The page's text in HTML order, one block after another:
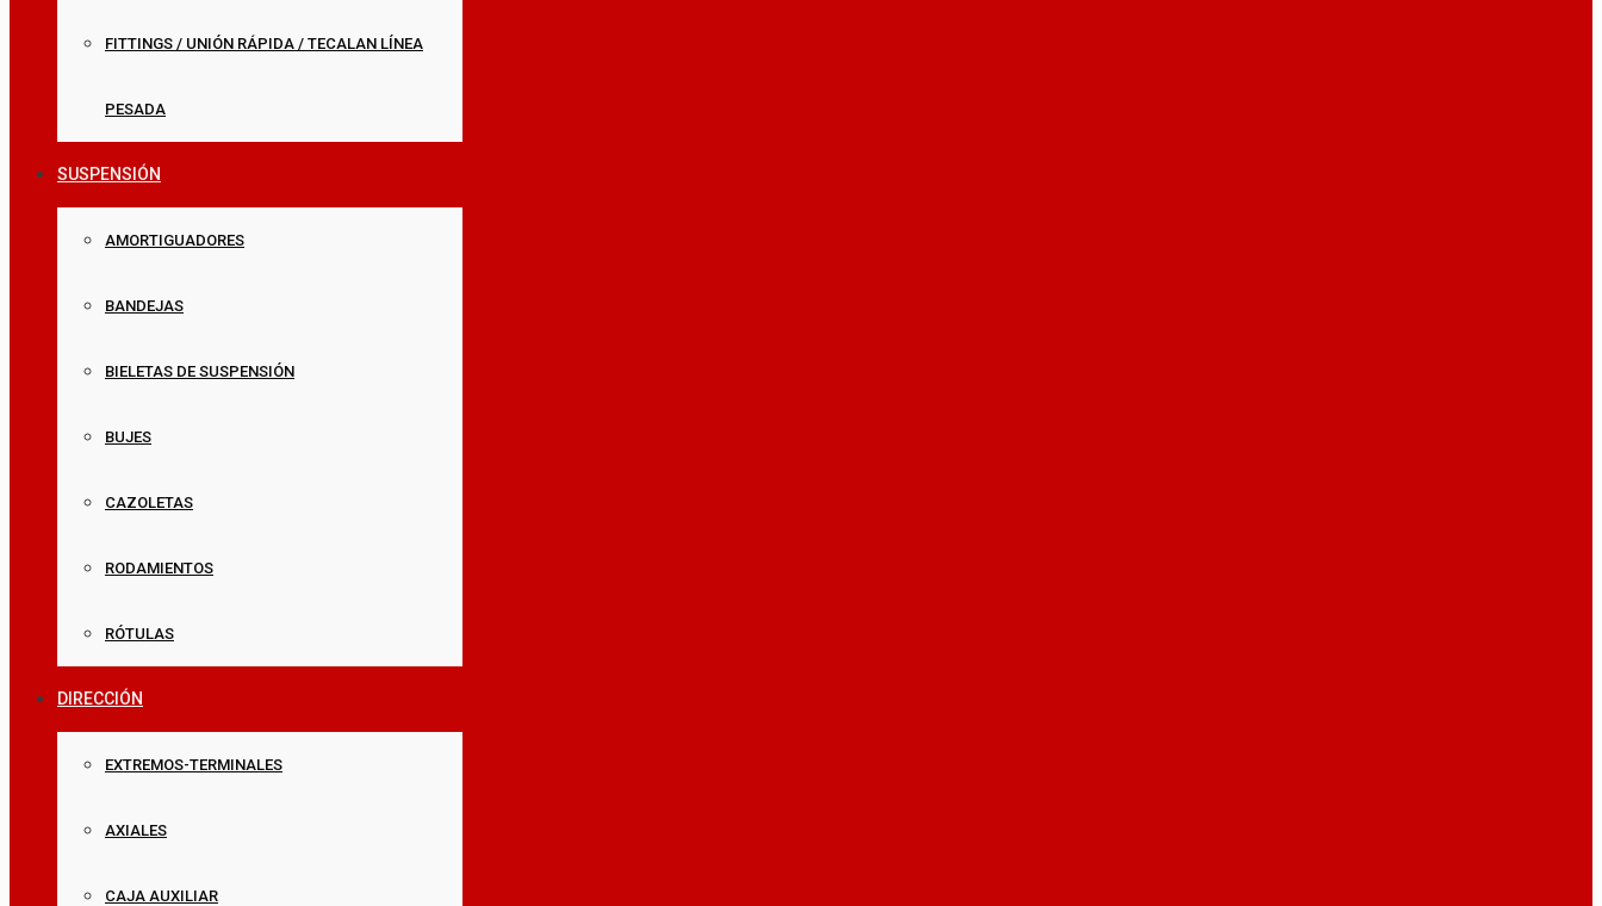
FITTINGS / UNIÓN RÁPIDA / TECALAN LÍNEA
PESADA
SUSPENSIÓN
AMORTIGUADORES
BANDEJAS
BIELETAS DE SUSPENSIÓN
BUJES
CAZOLETAS
RODAMIENTOS
RÓTULAS
DIRECCIÓN
EXTREMOS-TERMINALES
AXIALES
CAJA AUXILIAR